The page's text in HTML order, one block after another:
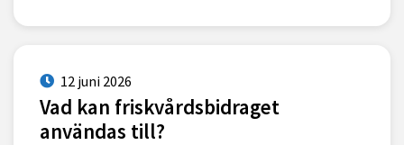
12 juni 2026
Vad kan friskvårdsbidraget
användas till?